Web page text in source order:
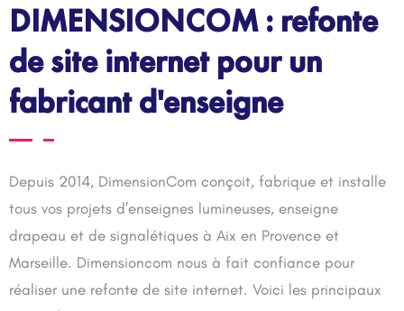
DIMENSIONCOM : refonte
de site internet pour un
fabricant d'enseigne
Depuis 2014, DimensionCom conçoit, fabrique et installe
tous vos projets d’enseignes lumineuses, enseigne
drapeau et de signalétiques à Aix en Provence et
Marseille. Dimensioncom nous à fait confiance pour
réaliser une refonte de site internet. Voici les principaux